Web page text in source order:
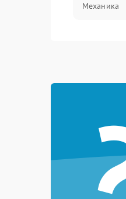
Механика